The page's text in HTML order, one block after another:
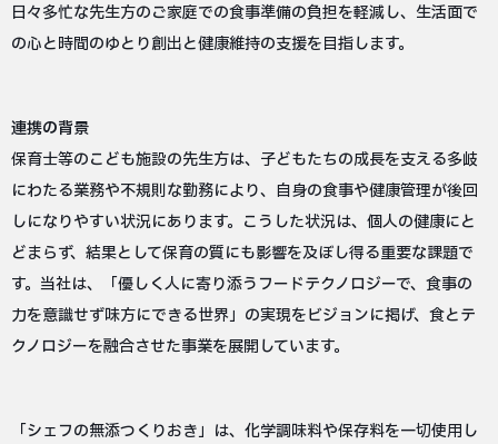
日々多忙な先生方のご家庭での食事準備の負担を軽減し、生活面で
の心と時間のゆとり創出と健康維持の支援を目指します。
連携の背景
保育士等のこども施設の先生方は、子どもたちの成長を支える多岐
にわたる業務や不規則な勤務により、自身の食事や健康管理が後回
しになりやすい状況にあります。こうした状況は、個人の健康にと
どまらず、結果として保育の質にも影響を及ぼし得る重要な課題で
す。当社は、「優しく人に寄り添うフードテクノロジーで、食事の
力を意識せず味方にできる世界」の実現をビジョンに掲げ、食とテ
クノロジーを融合させた事業を展開しています。
「シェフの無添つくりおき」は、化学調味料や保存料を一切使用し